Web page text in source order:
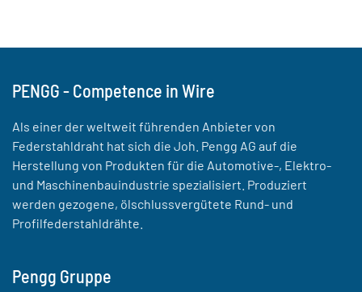
PENGG - Competence in Wire
Als einer der weltweit führenden Anbieter von
Federstahldraht hat sich die Joh. Pengg AG auf die
Herstellung von Produkten für die Automotive-, Elektro-
und Maschinenbauindustrie spezialisiert. Produziert
werden gezogene, ölschlussvergütete Rund- und
Profilfederstahldrähte.
Pengg Gruppe